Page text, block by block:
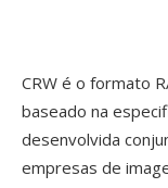
CRW é o formato
baseado na
desenvolvida
empresas de